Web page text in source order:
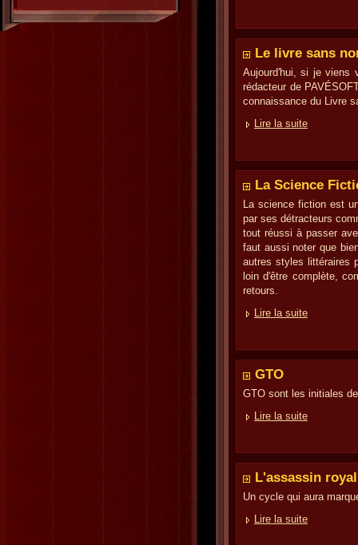
Le livre sans
Aujourd'hui, si je viens
rédacteur de
connaissance du Livre
Lire la suite
La Science
La science fiction est
par ses détracteurs
tout réussi à passer
faut aussi noter que
autres styles littéraires
loin d'être complète,
retours.
Lire la suite
GTO
GTO sont les initiales
Lire la suite
L'assassin royal
Un cycle qui aura
Lire la suite